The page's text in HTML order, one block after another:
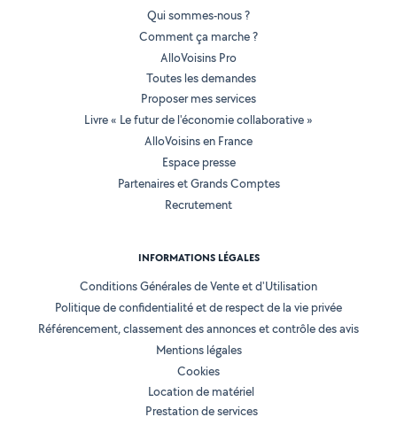
Qui sommes-nous ?
Comment ça marche ?
AlloVoisins Pro
Toutes les demandes
Proposer mes services
Livre « Le futur de l'économie collaborative »
AlloVoisins en France
Espace presse
Partenaires et Grands Comptes
Recrutement
INFORMATIONS LÉGALES
Conditions Générales de Vente et d'Utilisation
Politique de confidentialité et de respect de la vie privée
Référencement, classement des annonces et contrôle des avis
Mentions légales
Cookies
Location de matériel
Prestation de services